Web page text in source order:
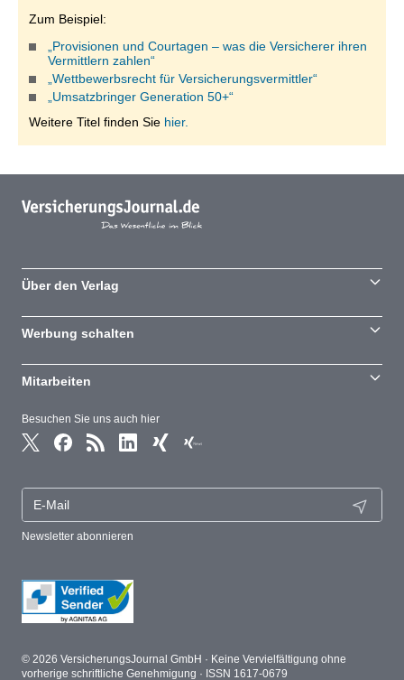
Zum Beispiel:
„Provisionen und Courtagen – was die Versicherer ihren
Vermittlern zahlen“
„Wettbewerbsrecht für Versicherungsvermittler“
„Umsatzbringer Generation 50+“
Weitere Titel finden Sie hier.
Besuchen Sie uns auch hier
Newsletter abonnieren
Über den Verlag
Werbung schalten
Mitarbeiten
© 2026 VersicherungsJournal GmbH · Keine Vervielfältigung ohne
vorherige schriftliche Genehmigung · ISSN 1617-0679